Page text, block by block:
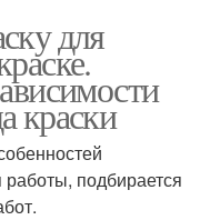
для
краски
подбирается